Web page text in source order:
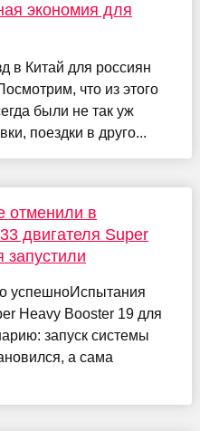
экономия для
в Китай для россиян
что из этого
были не так уж
поездки в друго...
отменили в
двигателя Super
запустили
успешноИспытания
Heavy Booster 19 для
запуск системы
а сама